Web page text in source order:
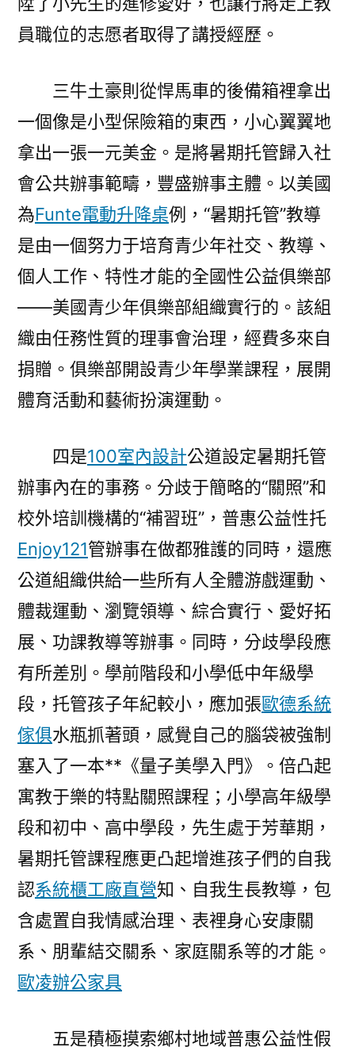
員職位的志愿者取得了講授經歷。
三牛土豪則從悍馬車的後備箱裡拿出
一個像是小型保險箱的東西，小心翼翼地
拿出一張一元美金。是將暑期托管歸入社
會公共辦事範疇，豐盛辦事主體。以美國
為Funte電動升降桌例，“暑期托管”教導
是由一個努力于培育青少年社交、教導、
個人工作、特性才能的全國性公益俱樂部
——美國青少年俱樂部組織實行的。該組
織由任務性質的理事會治理，經費多來自
捐贈。俱樂部開設青少年學業課程，展開
體育活動和藝術扮演運動。
四是100室內設計公道設定暑期托管
辦事內在的事務。分歧于簡略的“關照”和
校外培訓機構的“補習班”，普惠公益性托
Enjoy121管辦事在做都雅護的同時，還應
公道組織供給一些所有人全體游戲運動、
體裁運動、瀏覽領導、綜合實行、愛好拓
展、功課教導等辦事。同時，分歧學段應
有所差別。學前階段和小學低中年級學
段，托管孩子年紀較小，應加張歐德系統
傢俱水瓶抓著頭，感覺自己的腦袋被強制
塞入了一本**《量子美學入門》。倍凸起
寓教于樂的特點關照課程；小學高年級學
段和初中、高中學段，先生處于芳華期，
暑期托管課程應更凸起增進孩子們的自我
認系統櫃工廠直營知、自我生長教導，包
含處置自我情感治理、表裡身心安康關
系、朋輩結交關系、家庭關系等的才能。
歐凌辦公家具
五是積極摸索鄉村地域普惠公益性假